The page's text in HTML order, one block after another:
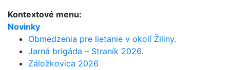
Kontextové menu:
Novinky
Obmedzenia pre lietanie v okolí Žiliny.
Jarná brigáda – Straník 2026.
Záložkovica 2026